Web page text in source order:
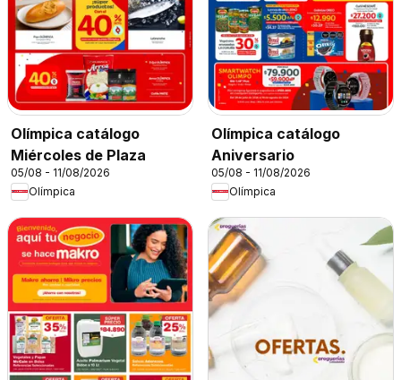
Olímpica catálogo
Miércoles de Plaza
05/08 - 11/08/2026
Olímpica
Olímpica catálogo
Aniversario
05/08 - 11/08/2026
Olímpica